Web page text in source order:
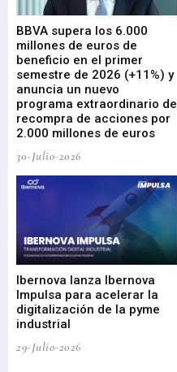
BBVA supera los 6.000
millones de euros de
beneficio en el primer
semestre de 2026 (+11%) y
anuncia un nuevo
programa extraordinario de
recompra de acciones por
2.000 millones de euros
30-Julio-2026
Ibernova lanza Ibernova
Impulsa para acelerar la
digitalización de la pyme
industrial
29-Julio-2026